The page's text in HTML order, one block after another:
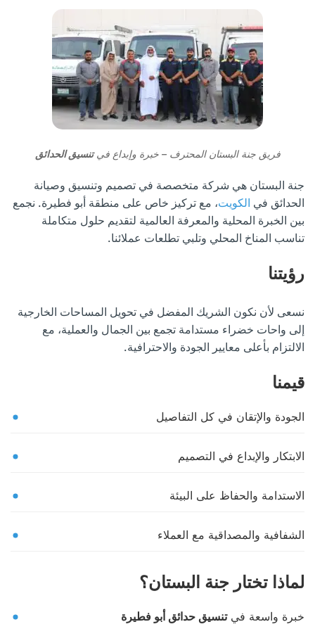
فريق جنة البستان المحترف – خبرة وإبداع فيتنسيق الحدائق
جنة البستان هي شركة متخصصة في تصميم وتنسيق وصيانة
الحدائق في الكويت، مع تركيز خاص على منطقة أبو فطيرة. نجمع
بين الخبرة المحلية والمعرفة العالمية لتقديم حلول متكاملة
تناسب المناخ المحلي وتلبي تطلعات عملائنا.
رؤيتنا
نسعى لأن نكون الشريك المفضل في تحويل المساحات الخارجية
إلى واحات خضراء مستدامة تجمع بين الجمال والعملية، مع
الالتزام بأعلى معايير الجودة والاحترافية.
قيمنا
الجودة والإتقان في كل التفاصيل
الابتكار والإبداع في التصميم
الاستدامة والحفاظ على البيئة
الشفافية والمصداقية مع العملاء
لماذا تختار جنة البستان؟
خبرة واسعة فيتنسيق حدائق أبو فطيرة